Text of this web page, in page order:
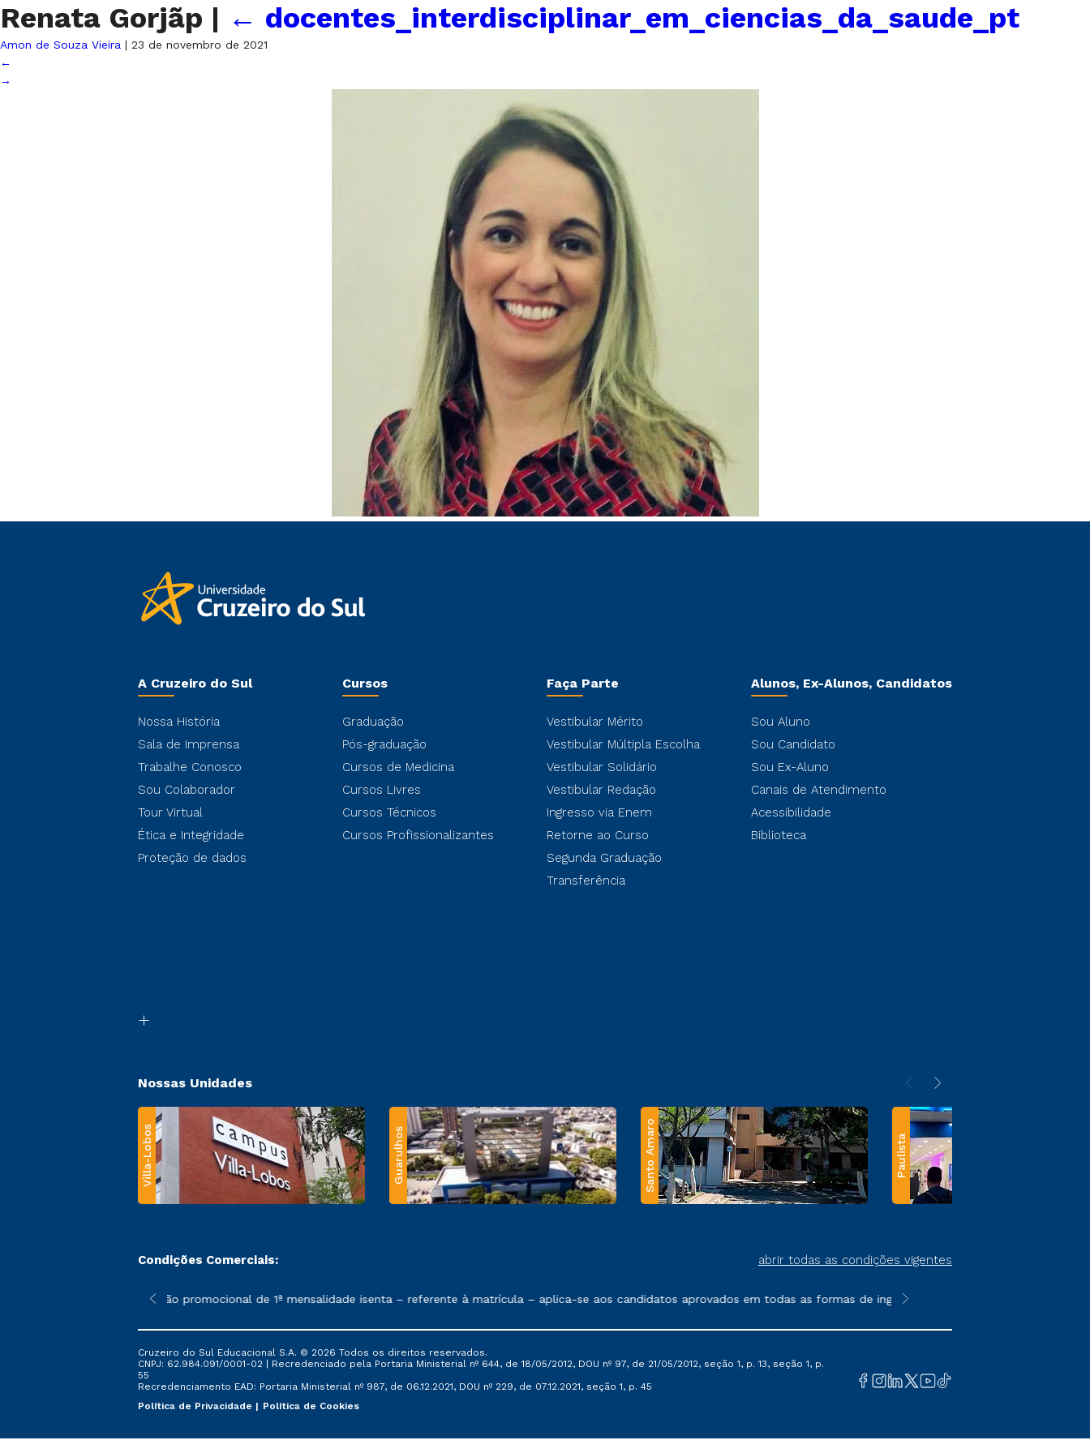
Renata Gorjãp | ← docentes_interdisciplinar_em_ciencias_da_saude_pt
Amon de Souza Vieira | 23 de novembro de 2021
←
→
A Cruzeiro do Sul
Nossa História
Sala de Imprensa
Trabalhe Conosco
Sou Colaborador
Tour Virtual
Ética e Integridade
Proteção de dados
Cursos
Graduação
Pós-graduação
Cursos de Medicina
Cursos Livres
Cursos Técnicos
Cursos Profissionalizantes
Faça Parte
Vestibular Mérito
Vestibular Múltipla Escolha
Vestibular Solidário
Vestibular Redação
Ingresso via Enem
Retorne ao Curso
Segunda Graduação
Transferência
Alunos, Ex-Alunos, Candidatos
Sou Aluno
Sou Candidato
Sou Ex-Aluno
Canais de Atendimento
Acessibilidade
Biblioteca
Nossas Unidades
Villa-Lobos Guarulhos Santo Amaro Paulista
Condições Comerciais: abrir todas as condições vigentes
sofrer alterações nos períodos de rematrícula conforme exposto no contrato de prestação de serviços.
*A condição promocional de 1ª mensalidade isenta – referente à matrícula – aplica-se aos candidatos aprovados em todas as formas de ingresso, exceto na prova on-line ou
**Semipresencial e EAD são
Cruzeiro do Sul Educacional S.A. © 2026 Todos os direitos reservados.
CNPJ: 62.984.091/0001-02 | Recredenciado pela Portaria Ministerial nº 644, de 18/05/2012, DOU nº 97, de 21/05/2012, seção 1, p. 13, seção 1, p.
55
Recredenciamento EAD: Portaria Ministerial nº 987, de 06.12.2021, DOU nº 229, de 07.12.2021, seção 1, p. 45
Política de Privacidade
Política de Cookies